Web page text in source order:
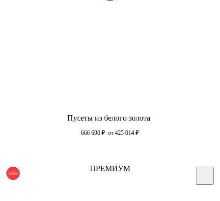
Пусеты из белого золота
666 690 ₽ от 425 014 ₽
-55%
ПРЕМИУМ